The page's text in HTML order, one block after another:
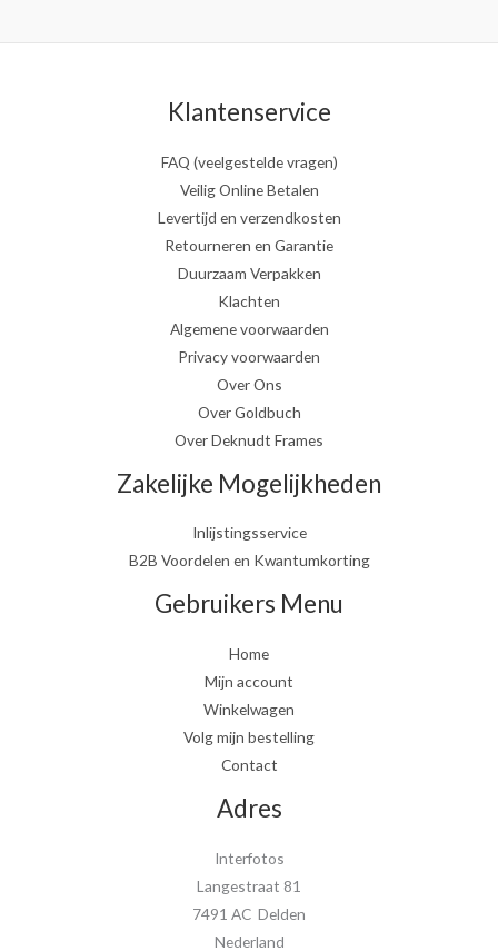
Klantenservice
FAQ (veelgestelde vragen)
Veilig Online Betalen
Levertijd en verzendkosten
Retourneren en Garantie
Duurzaam Verpakken
Klachten
Algemene voorwaarden
Privacy voorwaarden
Over Ons
Over Goldbuch
Over Deknudt Frames
Zakelijke Mogelijkheden
Inlijstingsservice
B2B Voordelen en Kwantumkorting
Gebruikers Menu
Home
Mijn account
Winkelwagen
Volg mijn bestelling
Contact
Adres
Interfotos
Langestraat 81
7491 AC Delden
Nederland